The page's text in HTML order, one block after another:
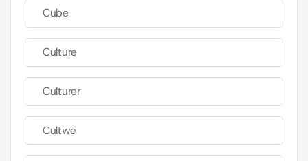
Cube
Culture
Culturer
Cultwe